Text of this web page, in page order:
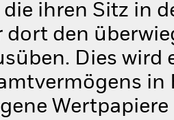
die ihren Sitz in
dort den
Dies